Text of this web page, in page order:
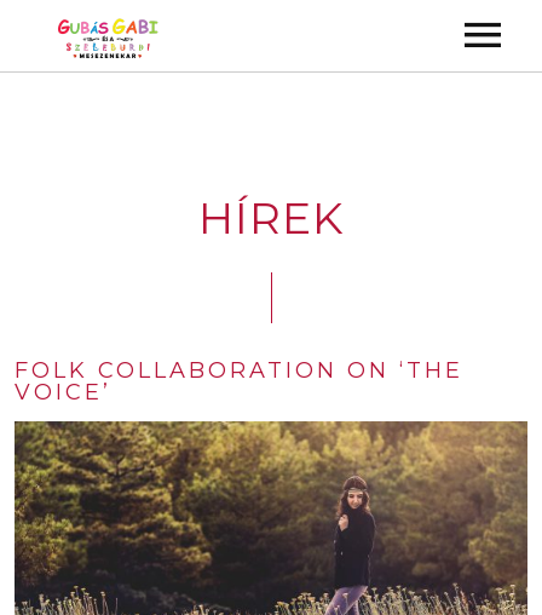
KONCERTEK
ZENEKAR
KAPCSOLAT
HÍREK
FOLK COLLABORATION ON ‘THE
VOICE’